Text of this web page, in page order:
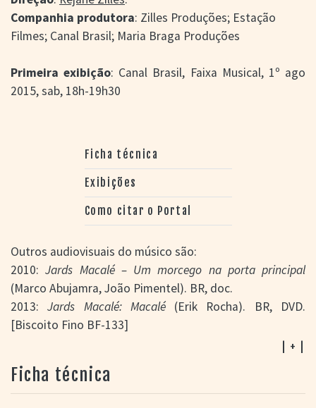
> DISCOGRAFIAS
> BIBLIOGRAFIAS
CONTATO E
Companhia produtora: Zilles Produções; Estação
Filmes; Canal Brasil; Maria Braga Produções
Primeira exibição: Canal Brasil, Faixa Musical, 1º ago
2015, sab, 18h-19h30
Ficha técnica
Exibições
Como citar o Portal
Outros audiovisuais do músico são:
2010:Jards Macalé – Um morcego na porta principal
(Marco Abujamra, João Pimentel). BR, doc.
2013:Jards Macalé: Macalé(Erik Rocha). BR, DVD.
[Biscoito Fino BF-133]
Zé Renato, Jards Macalé, Guinga, Moacyr
Luz: Dobrando a carioca – Ao vivo
Fino]
| + |
Ficha técnica